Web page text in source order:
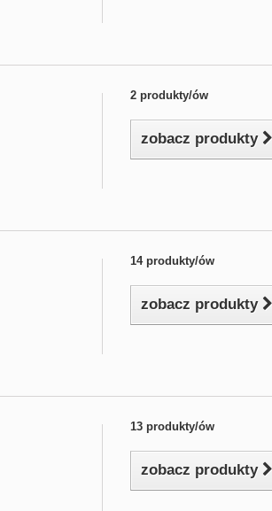
2 produkty/ów
zobacz produkty
14 produkty/ów
zobacz produkty
13 produkty/ów
zobacz produkty